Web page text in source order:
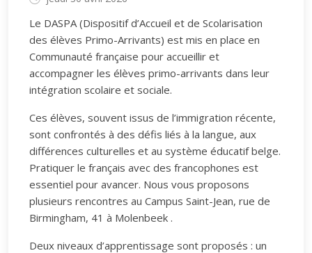
Le DASPA (Dispositif d’Accueil et de Scolarisation
des élèves Primo-Arrivants) est mis en place en
Communauté française pour accueillir et
accompagner les élèves primo-arrivants dans leur
intégration scolaire et sociale.
Ces élèves, souvent issus de l’immigration récente,
sont confrontés à des défis liés à la langue, aux
différences culturelles et au système éducatif belge.
Pratiquer le français avec des francophones est
essentiel pour avancer. Nous vous proposons
plusieurs rencontres au Campus Saint-Jean, rue de
Birmingham, 41 à Molenbeek .
Deux niveaux d’apprentissage sont proposés : un